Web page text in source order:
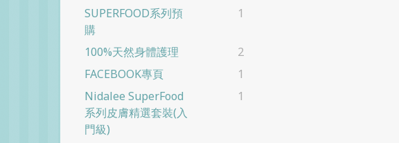
SUPERFOOD系列預
購
1
100%天然身體護理
2
FACEBOOK專頁
1
Nidalee SuperFood
系列皮膚精選套裝(入
門級)
1